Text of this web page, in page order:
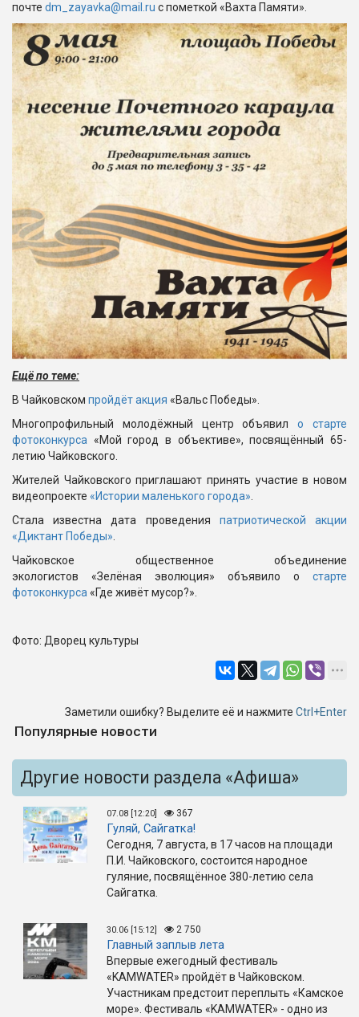
почте dm_zayavka@mail.ru с пометкой «Вахта Памяти».
Ещё по теме:
В Чайковском пройдёт акция «Вальс Победы».
Многопрофильный молодёжный центр объявило старте
фотоконкурса «Мой город в объективе», посвящённый 65-
летию Чайковского.
Жителей Чайковского приглашают принять участие в новом
видеопроекте «Истории маленького города»
Стала известна дата проведения патриотической акции
«Диктант Победы»
Чайковское общественное объединение
экологистов «Зелёная эволюция» объявило о старте
фотоконкурса «Где живёт мусор?».
Фото: Дворец культуры
Заметили ошибку? Выделите её и нажмите Ctrl+Enter
Популярные новости
Другие новости раздела «Афиша»
07.08 [12:20] 367
Гуляй, Сайгатка!
Сегодня, 7 августа, в 17 часов на площади
П.И. Чайковского, состоится народное
гуляние, посвящённое 380-летию села
Сайгатка.
30.06 [15:12] 2 750
Главный заплыв лета
Впервые ежегодный фестиваль
«KAMWATER» пройдёт в Чайковском.
Участникам предстоит переплыть «Камское
море». Фестиваль «KAMWATER» - одно из